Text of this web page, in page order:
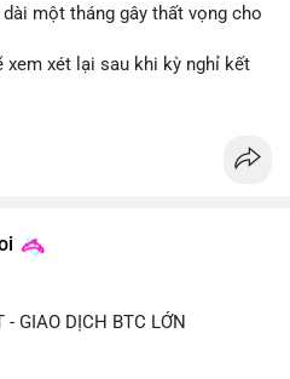
một tháng gây thất vọng cho
xem xét lại sau khi kỳ nghỉ kết
GIAO DỊCH BTC LỚN